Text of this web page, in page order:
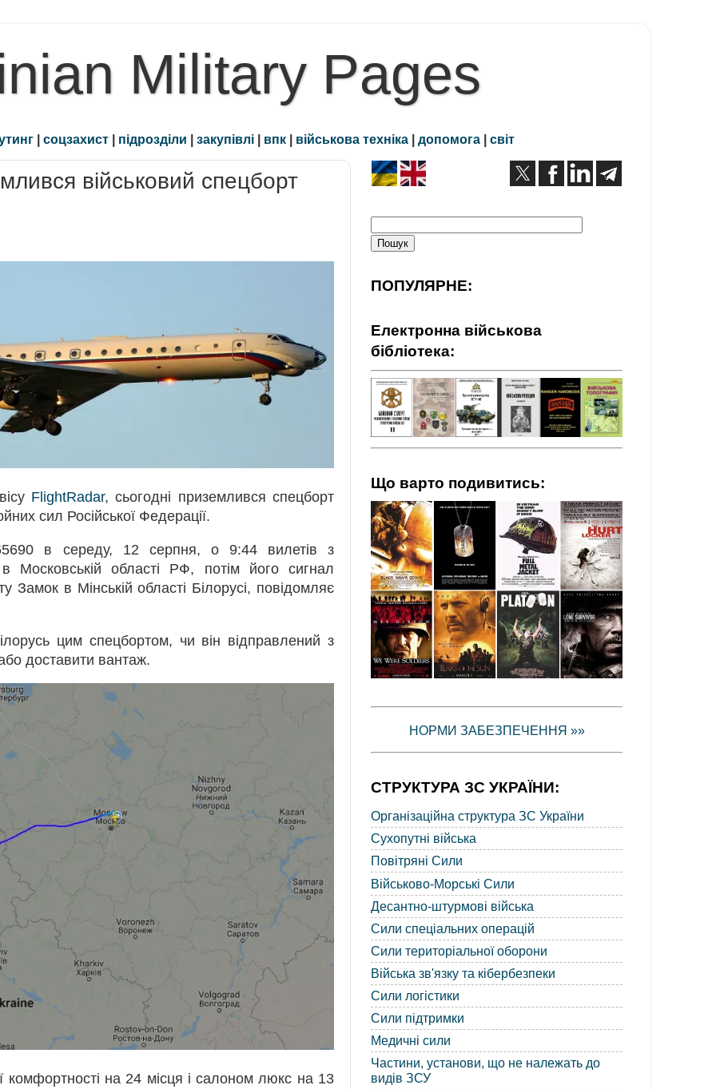
Military Pages
| соцзахист | підрозділи | закупівлі | впк | військова техніка | допомога | світ
військовий спецборт
FlightRadar, сьогодні приземлився спецборт
сил Російської Федерації.
в середу, 12 серпня, о 9:44 вилетів з
Московській області РФ, потім його сигнал
Замок в Мінській області Білорусі, повідомляє
цим спецбортом, чи він відправлений з
доставити вантаж.
комфортності на 24 місця і салоном люкс на 13
ПОПУЛЯРНЕ:
Електронна військова
бібліотека:
Що варто подивитись:
НОРМИ ЗАБЕЗПЕЧЕННЯ »»
СТРУКТУРА ЗС УКРАЇНИ:
Організаційна структура ЗС України
Сухопутні війська
Повітряні Сили
Військово-Морські Сили
Десантно-штурмові війська
Сили спеціальних операцій
Сили територіальної оборони
Війська зв'язку та кібербезпеки
Сили логістики
Сили підтримки
Медичні сили
Частини, установи, що не належать до
видів ЗСУ